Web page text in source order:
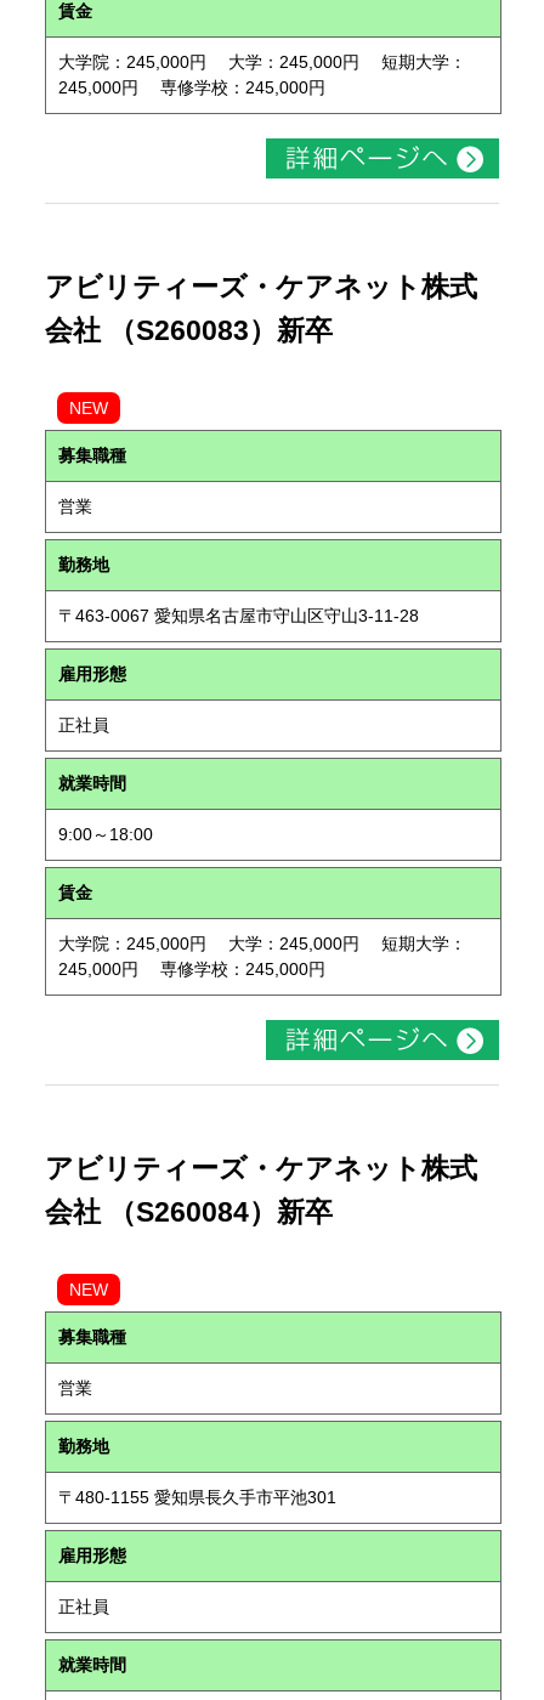
賃金
大学院：245,000円 大学：245,000円 短期大学：
245,000円 専修学校：245,000円
アビリティーズ・ケアネット株式
会社 （S260083）新卒
NEW
募集職種
営業
勤務地
〒463-0067 愛知県名古屋市守山区守山3-11-28
雇用形態
正社員
就業時間
9:00～18:00
賃金
大学院：245,000円 大学：245,000円 短期大学：
245,000円 専修学校：245,000円
アビリティーズ・ケアネット株式
会社 （S260084）新卒
NEW
募集職種
営業
勤務地
〒480-1155 愛知県長久手市平池301
雇用形態
正社員
就業時間